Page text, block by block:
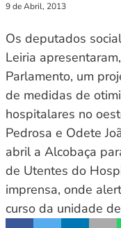
9 de Abril, 2013
Os deputados
Leiria
Parlamento, um
de medidas de
hospitalares no
Pedrosa e Odete
abril a Alcobaça
de Utentes do
imprensa, onde
curso da unidade